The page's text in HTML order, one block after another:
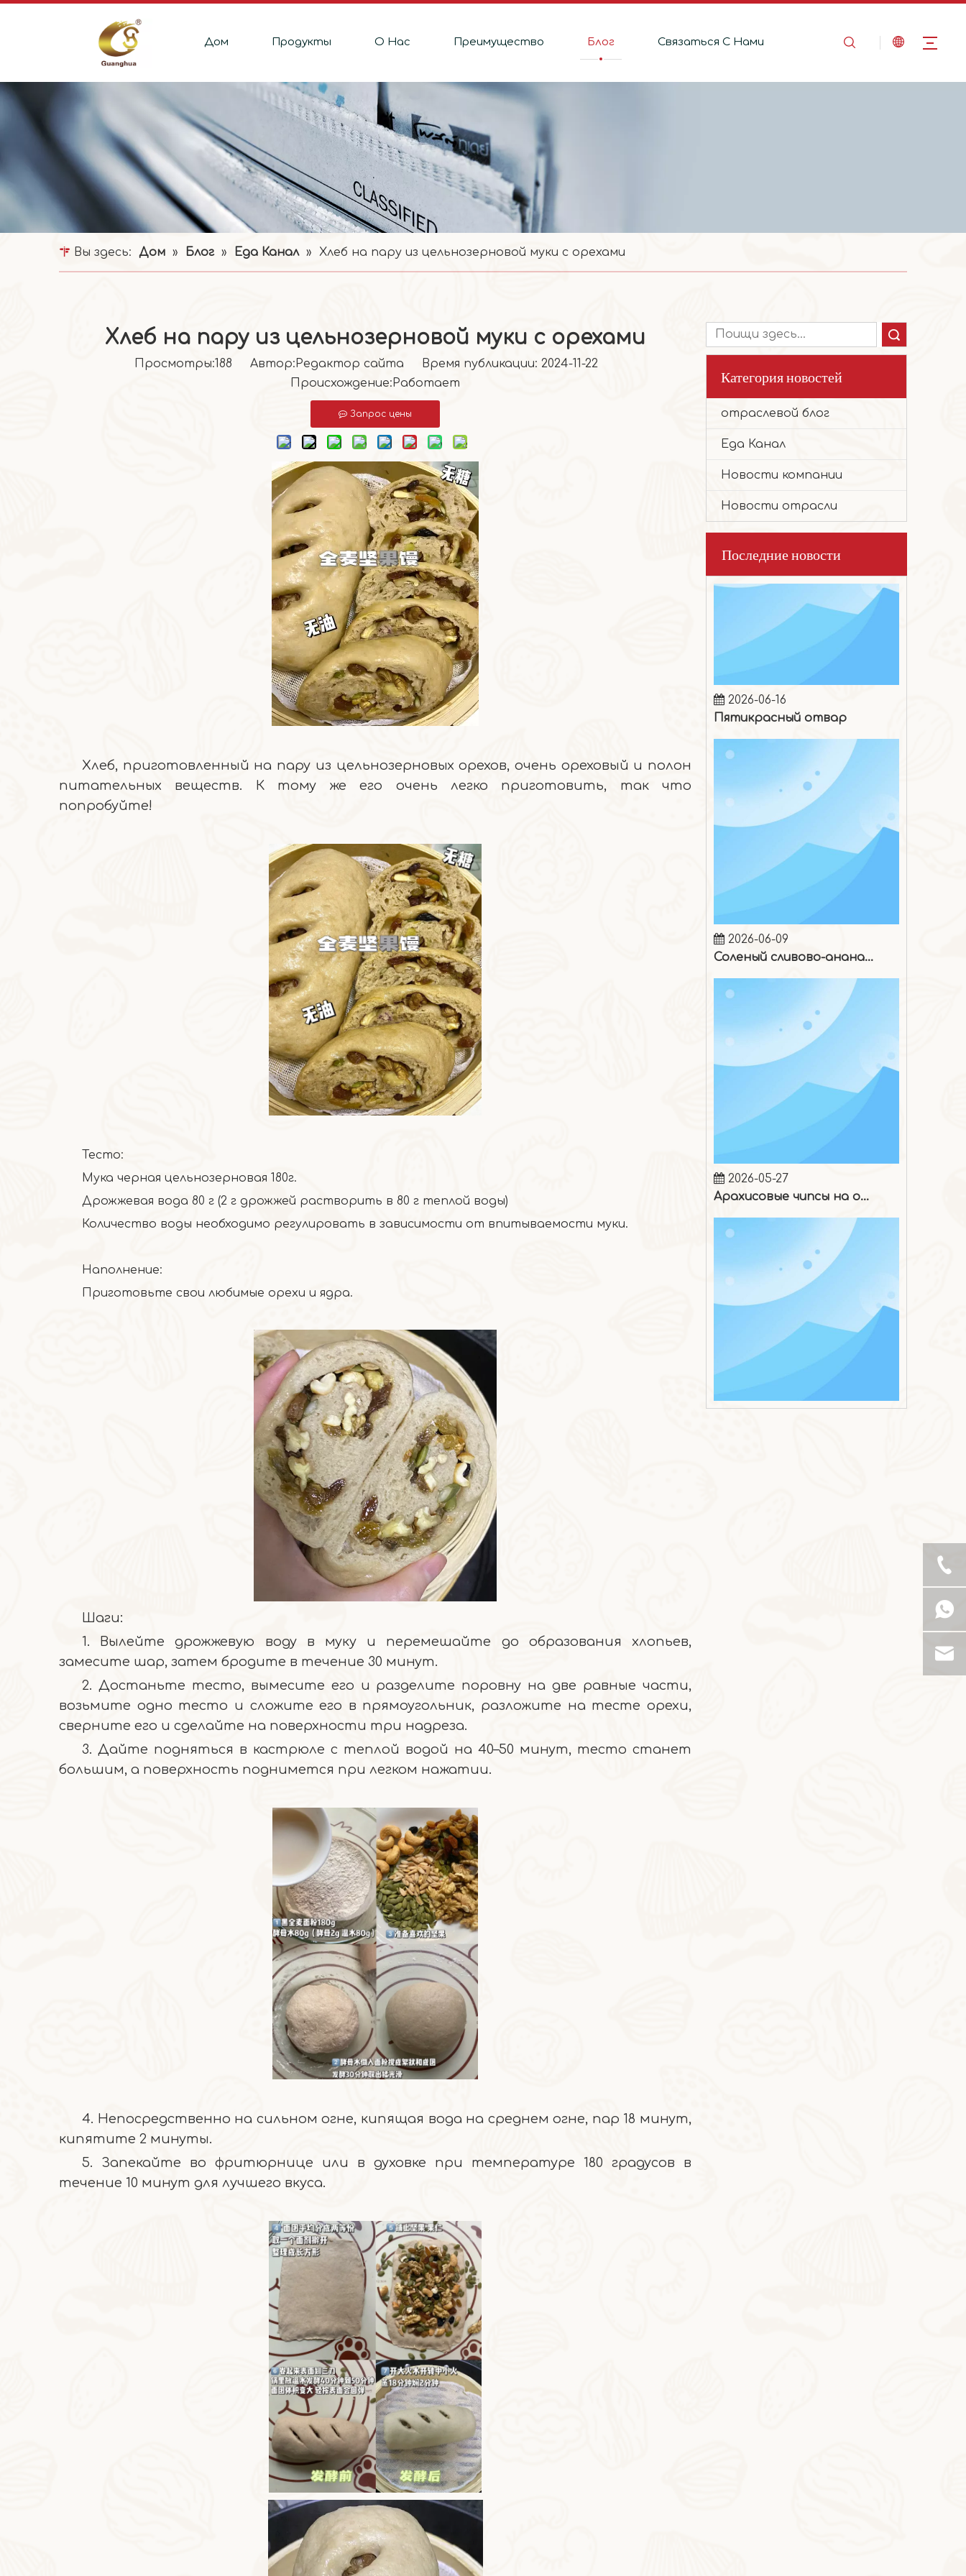
Дом Продукты О Hас Преимущество Блог Связаться C Hами
Вы здесь: Дом » Блог » Еда Канал » Хлеб на пару из цельнозерновой муки с орехами
Хлеб на пару из цельнозерновой муки с орехами
Просмотры:188 Автор:Pедактор сайта Время публикации: 2024-11-22
Происхождение:Работает
Запрос цены
Хлеб, приготовленный на пару из цельнозерновых орехов, очень ореховый и полон
питательных веществ. К тому же его очень легко приготовить, так что
попробуйте!
Тесто:
Мука черная цельнозерновая 180г.
Дрожжевая вода 80 г (2 г дрожжей растворить в 80 г теплой воды)
Количество воды необходимо регулировать в зависимости от впитываемости муки.
Наполнение:
Приготовьте свои любимые орехи и ядра.
Шаги:
1. Вылейте дрожжевую воду в муку и перемешайте до образования хлопьев,
замесите шар, затем бродите в течение 30 минут.
2. Достаньте тесто, вымесите его и разделите поровну на две равные части,
возьмите одно тесто и сложите его в прямоугольник, разложите на тесте орехи,
сверните его и сделайте на поверхности три надреза.
3. Дайте подняться в кастрюле с теплой водой на 40–50 минут, тесто станет
большим, а поверхность поднимется при легком нажатии.
4. Непосредственно на сильном огне, кипящая вода на среднем огне, пар 18 минут,
кипятите 2 минуты.
5. Запекайте во фритюрнице или в духовке при температуре 180 градусов в
течение 10 минут для лучшего вкуса.
Категория новостей
отраслевой блог
Еда Канал
Новости компании
Новости отрасли
Последние новости
2026-01-28
Отборное высококачественное
Пятикрасный отвар
Печенье из коричневого риса с сыром и водорослями, кешью